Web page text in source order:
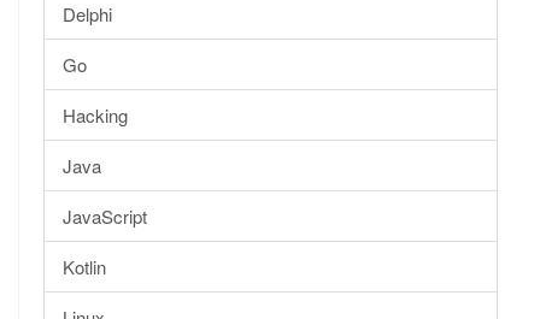
Delphi
Go
Hacking
Java
JavaScript
Kotlin